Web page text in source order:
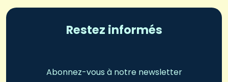
Restez informés
Abonnez-vous à notre newsletter